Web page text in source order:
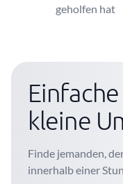
geholfen hat
kleine
Finde jemanden,
innerhalb einer